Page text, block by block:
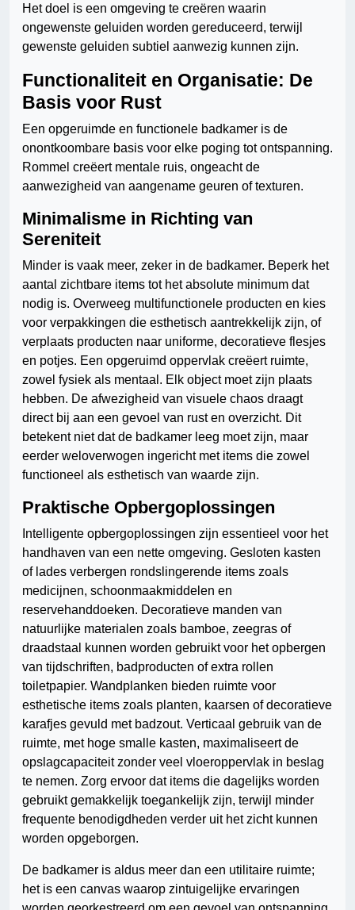
Het doel is een omgeving te creëren waarin
ongewenste geluiden worden gereduceerd, terwijl
gewenste geluiden subtiel aanwezig kunnen zijn.
Functionaliteit en Organisatie: De
Basis voor Rust
Een opgeruimde en functionele badkamer is de
onontkoombare basis voor elke poging tot ontspanning.
Rommel creëert mentale ruis, ongeacht de
aanwezigheid van aangename geuren of texturen.
Minimalisme in Richting van
Sereniteit
Minder is vaak meer, zeker in de badkamer. Beperk het
aantal zichtbare items tot het absolute minimum dat
nodig is. Overweeg multifunctionele producten en kies
voor verpakkingen die esthetisch aantrekkelijk zijn, of
verplaats producten naar uniforme, decoratieve flesjes
en potjes. Een opgeruimd oppervlak creëert ruimte,
zowel fysiek als mentaal. Elk object moet zijn plaats
hebben. De afwezigheid van visuele chaos draagt
direct bij aan een gevoel van rust en overzicht. Dit
betekent niet dat de badkamer leeg moet zijn, maar
eerder weloverwogen ingericht met items die zowel
functioneel als esthetisch van waarde zijn.
Praktische Opbergoplossingen
Intelligente opbergoplossingen zijn essentieel voor het
handhaven van een nette omgeving. Gesloten kasten
of lades verbergen rondslingerende items zoals
medicijnen, schoonmaakmiddelen en
reservehanddoeken. Decoratieve manden van
natuurlijke materialen zoals bamboe, zeegras of
draadstaal kunnen worden gebruikt voor het opbergen
van tijdschriften, badproducten of extra rollen
toiletpapier. Wandplanken bieden ruimte voor
esthetische items zoals planten, kaarsen of decoratieve
karafjes gevuld met badzout. Verticaal gebruik van de
ruimte, met hoge smalle kasten, maximaliseert de
opslagcapaciteit zonder veel vloeroppervlak in beslag
te nemen. Zorg ervoor dat items die dagelijks worden
gebruikt gemakkelijk toegankelijk zijn, terwijl minder
frequente benodigdheden verder uit het zicht kunnen
worden opgeborgen.
De badkamer is aldus meer dan een utilitaire ruimte;
het is een canvas waarop zintuigelijke ervaringen